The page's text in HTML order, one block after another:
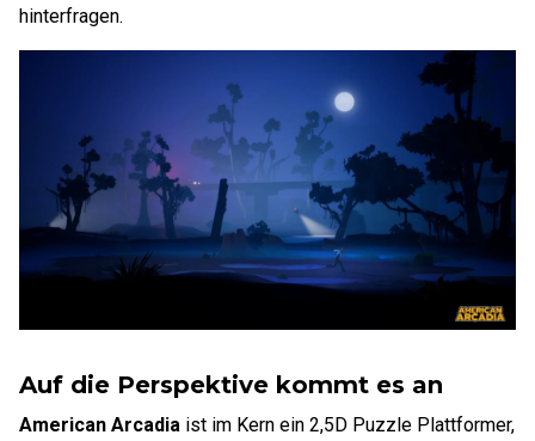
hinterfragen.
Auf die Perspektive kommt es an
American Arcadia ist im Kern ein 2,5D Puzzle Plattformer,